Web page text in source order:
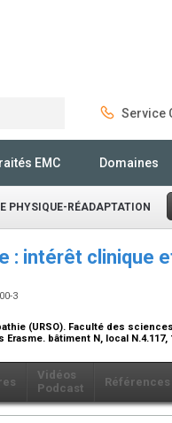
Service
EMC Domaines
PHYSIQUE-RÉADAPTATION
: intérêt clinique
3
(URSO). Faculté des
Erasme. bâtiment N, local
Vidéos
Podcast
Références